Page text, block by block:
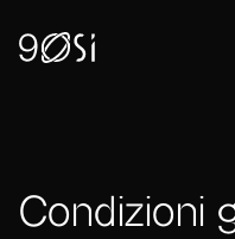
Condizioni